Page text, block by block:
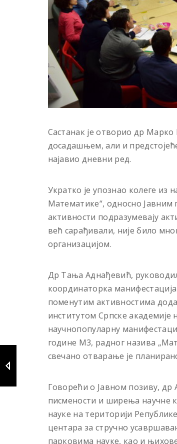
Састанак је отворио др
досадашњем, али и
најавио дневни ред.
Укратко је упознао колеге
Математике“, односно Јавним
активности подразумевају
већ сарађивали, није било
организацијом.
Др Тања Аднађевић,
координаторка
поменутим активностима
институтом Српске
научнопопуларну
године М3, радног назива
свечано отварање је
Говорећи о Јавном позиву,
писмености и ширења научне
науке на територији
центара за стручно
парковима науке, као и